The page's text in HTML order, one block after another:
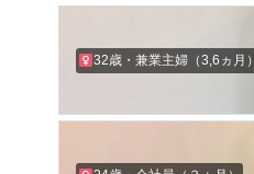
32歳・兼業主婦（3,6ヵ月）